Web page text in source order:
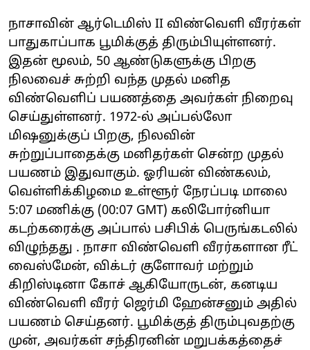
நாசாவின் ஆர்டெமிஸ் II விண்வெளி வீரர்கள்
பாதுகாப்பாக பூமிக்குத் திரும்பியுள்ளனர்.
இதன் மூலம், 50 ஆண்டுகளுக்கு பிறகு
நிலவைச் சுற்றி வந்த முதல் மனித
விண்வெளிப் பயணத்தை அவர்கள் நிறைவு
செய்துள்ளனர். 1972-ல் அப்பல்லோ
மிஷனுக்குப் பிறகு, நிலவின்
சுற்றுப்பாதைக்கு மனிதர்கள் சென்ற முதல்
பயணம் இதுவாகும். ஓரியன் விண்கலம்,
வெள்ளிக்கிழமை உள்ளூர் நேரப்படி மாலை
5:07 மணிக்கு (00:07 GMT) கலிபோர்னியா
கடற்கரைக்கு அப்பால் பசிபிக் பெருங்கடலில்
விழுந்தது . நாசா விண்வெளி வீரர்களான ரீட்
வைஸ்மேன், விக்டர் குளோவர் மற்றும்
கிறிஸ்டினா கோச் ஆகியோருடன், கனடிய
விண்வெளி வீரர் ஜெர்மி ஹேன்சனும் அதில்
பயணம் செய்தனர். பூமிக்குத் திரும்புவதற்கு
முன், அவர்கள் சந்திரனின் மறுபக்கத்தைச்